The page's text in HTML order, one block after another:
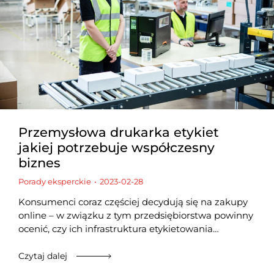
Przemysłowa drukarka etykiet
jakiej potrzebuje współczesny
biznes
Porady eksperckie 2023-02-28
Konsumenci coraz częściej decydują się na zakupy
online – w związku z tym przedsiębiorstwa powinny
ocenić, czy ich infrastruktura etykietowania…
Czytaj dalej